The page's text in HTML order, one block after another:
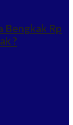
Bengkak Rp
?